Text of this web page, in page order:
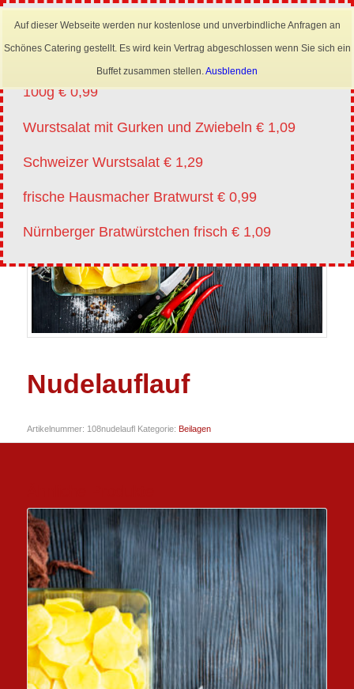
Auf dieser Webseite werden nur kostenlose und unverbindliche Anfragen an
Schönes Catering gestellt. Es wird kein Vertrag abgeschlossen wenn Sie sich ein
Buffet zusammen stellen.Ausblenden
Nudelauflauf
Artikelnummer: 108nudelaufl Kategorie: Beilagen
Lyoner für Wurstsalat in Scheiben oder Streifen
100g € 0,99
Wurstsalat mit Gurken und Zwiebeln € 1,09
Schweizer Wurstsalat € 1,29
frische Hausmacher Bratwurst € 0,99
Nürnberger Bratwürstchen frisch € 1,09
×